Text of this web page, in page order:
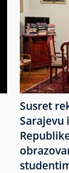
Susret
Sarajevu